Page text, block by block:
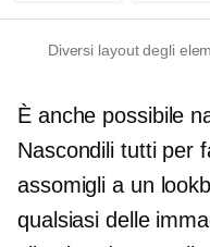
Diversi layout degli
È anche possibile
Nascondili tutti per
assomigli a un
qualsiasi delle